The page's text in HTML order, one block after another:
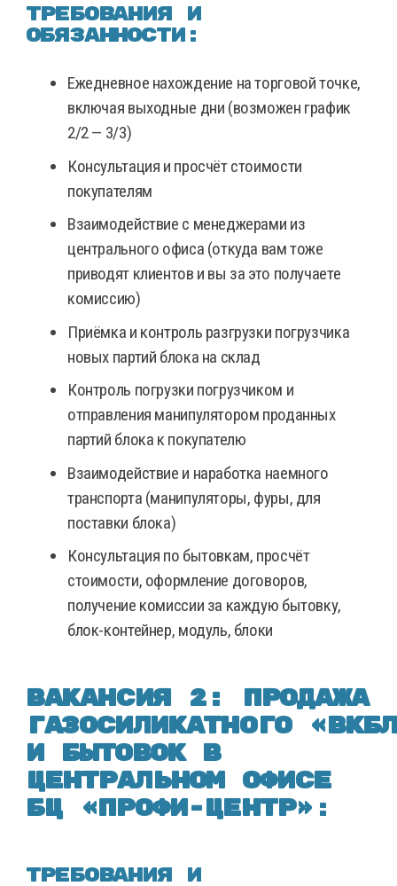
Требования и
обязанности:
Ежедневное нахождение на торговой точке,
включая выходные дни (возможен график
2/2 — 3/3)
Консультация и просчёт стоимости
покупателям
Взаимодействие с менеджерами из
центрального офиса (откуда вам тоже
приводят клиентов и вы за это получаете
комиссию)
Приёмка и контроль разгрузки погрузчика
новых партий блока на склад
Контроль погрузки погрузчиком и
отправления манипулятором проданных
партий блока к покупателю
Взаимодействие и наработка наемного
транспорта (манипуляторы, фуры, для
поставки блока)
Консультация по бытовкам, просчёт
стоимости, оформление договоров,
получение комиссии за каждую бытовку,
блок-контейнер, модуль, блоки
Вакансия 2: Продажа
газосиликатного
и бытовок в
центральном офисе
БЦ «ПРОФИ-ЦЕНТР» :
Требования и